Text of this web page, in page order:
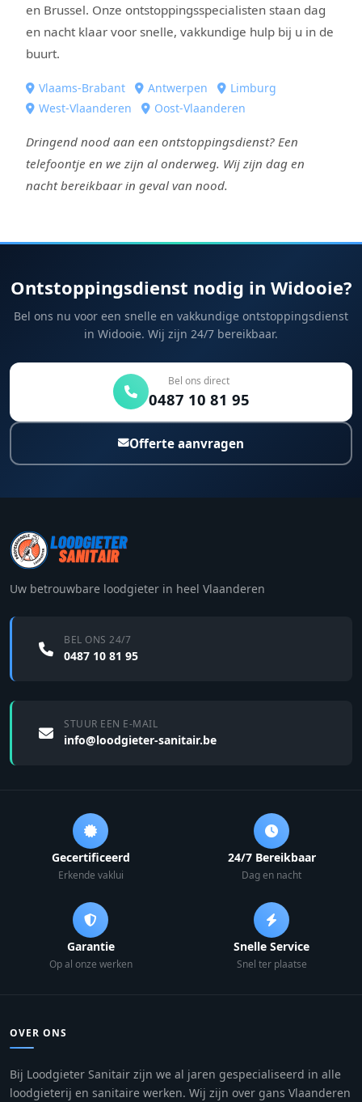
en Brussel. Onze ontstoppingsspecialisten staan dag
en nacht klaar voor snelle, vakkundige hulp bij u in de
buurt.
Vlaams-Brabant Antwerpen
Limburg
West-Vlaanderen
Oost-Vlaanderen
Dringend nood aan een ontstoppingsdienst? Een
telefoontje en we zijn al onderweg. Wij zijn dag en
nacht bereikbaar in geval van nood.
Ontstoppingsdienst nodig in Widooie?
Bel ons nu voor een snelle en vakkundige ontstoppingsdienst
in Widooie. Wij zijn 24/7 bereikbaar.
Bel ons direct
0487 10 81 95
Offerte aanvragen
Uw betrouwbare loodgieter in heel Vlaanderen
BEL ONS 24/7
0487 10 81 95
STUUR EEN E-MAIL
info@loodgieter-sanitair.be
Gecertificeerd
Erkende vaklui
24/7 Bereikbaar
Dag en nacht
Garantie
Op al onze werken
Snelle Service
Snel ter plaatse
OVER ONS
Bij Loodgieter Sanitair zijn we al jaren gespecialiseerd in alle
loodgieterij en sanitaire werken. Wij zijn over gans Vlaanderen